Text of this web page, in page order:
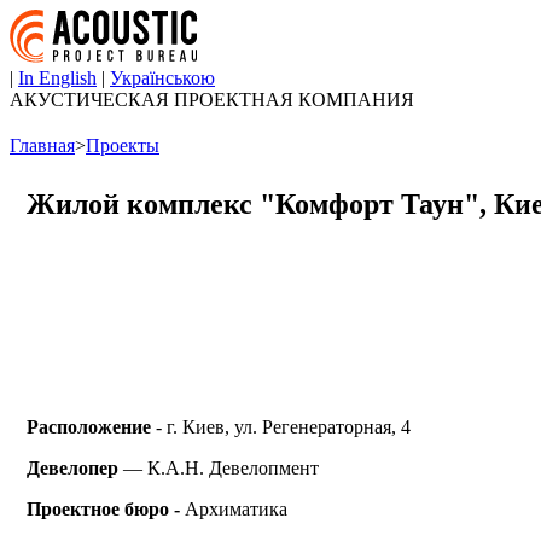
| In English | Українською
АКУСТИЧЕСКАЯ ПРОЕКТНАЯ КОМПАНИЯ
Главная>Проекты
Жилой комплекс "Комфорт Таун",
Расположение - г. Киев, ул. Регенераторная, 4
Девелопер — К.А.Н. Девелопмент
Проектное бюро - Архиматика